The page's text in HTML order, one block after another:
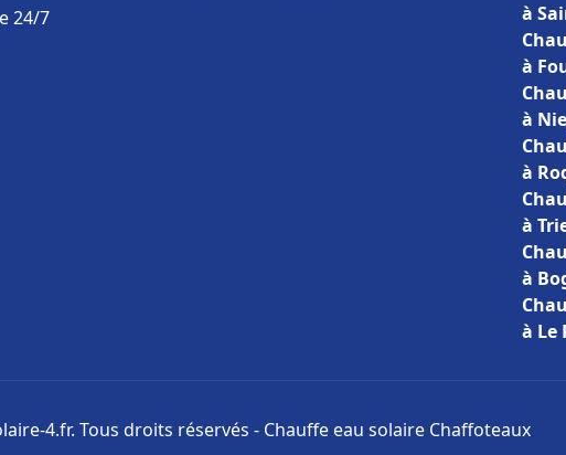
24/7
à
à
à
à
à
à
à Le
4.fr. Tous droits réservés - Chauffe eau solaire Chaffoteaux